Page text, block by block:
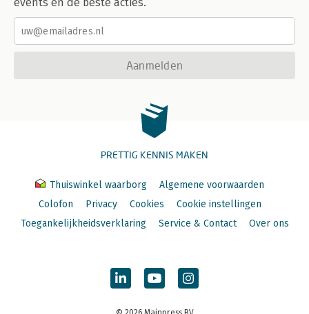
Aanmelden
PRETTIG KENNIS MAKEN
Thuiswinkel waarborg
Algemene voorwaarden
Colofon
Privacy Cookies
Cookie instellingen
Toegankelijkheidsverklaring
Service & Contact Over ons